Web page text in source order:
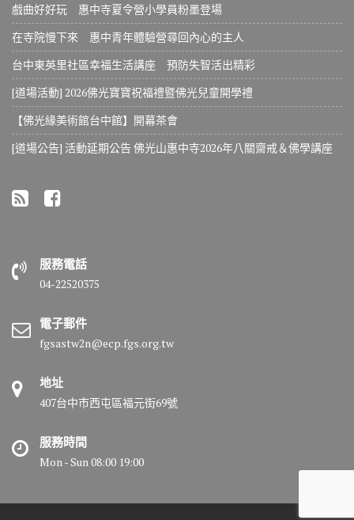
戲曲好好玩 惠中寺夏令營小學員粉墨登場
在寺院慢下來 惠中青年體驗營尋回內心的主人
台中東英里社區幸福生活講座 預防失智活出精彩
[道場活動] 2026佛光寶寶祝福禮暨佛光兒童開學禮
【佛光緣美術館台中館】開幕茶會
[道場公告] 活動延期公告 佛光山惠中寺2026年八關齋戒＆佛學講座
服務電話
04-22520375
電子郵件
fgsastw2n@ecp.fgs.org.tw
地址
407台中市西屯區福元街69號
服務時間
Mon - Sun 08:00 19:00